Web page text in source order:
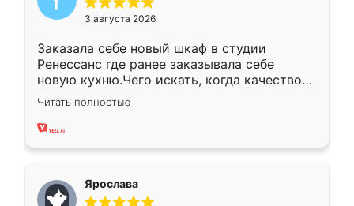
3 августа 2026
Заказала себе новый шкаф в студии
Ренессанс где ранее заказывала себе
новую кухню.Чего искать, когда качеством
вполне довольна. Служит кухня уже почти
два года, нареканий нет.
Читать полностью
Ярослава